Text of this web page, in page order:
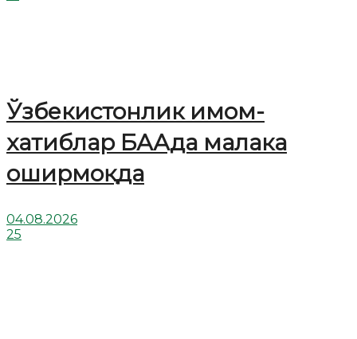
Ўзбекистонлик имом-
хатиблар БААда малака
оширмоқда
04.08.2026
25